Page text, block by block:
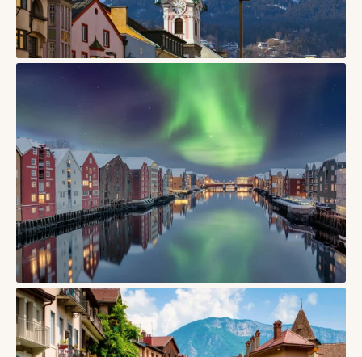
Інсбрук — місто в Австрії, де старий центр дивиться прямо
03/06/2026
СТАТТІ
Тронгейм, Норвегія – місто Нідароського собору,
дерев’яних складів і студентського північного ритму